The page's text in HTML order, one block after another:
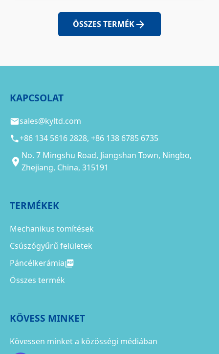
ÖSSZES TERMÉK
KAPCSOLAT
sales@kyltd.com
+86 134 5616 2828, +86 138 6785 6735
No. 7 Mingshu Road, Jiangshan Town, Ningbo,
Zhejiang, China, 315191
TERMÉKEK
Mechanikus tömítések
Csúszógyűrű felületek
Páncélkerámia
Összes termék
KÖVESS MINKET
Kövessen minket a közösségi médiában